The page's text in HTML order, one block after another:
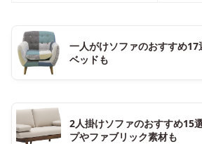
一人がけソファのおすすめ
ベッドも
2人掛けソファのおすすめ15
プやファブリック素材も